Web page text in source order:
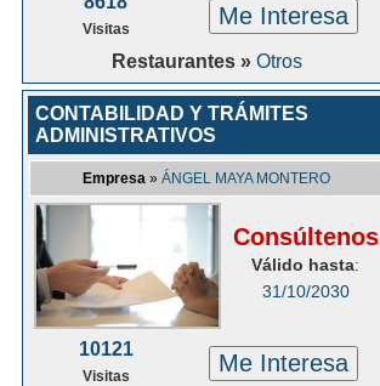
Visitas Me Interesa
Restaurantes » Otros
CONTABILIDAD Y TRÁMITES
ADMINISTRATIVOS
Empresa » ÁNGEL MAYA MONTERO
Consúltenos
Válido hasta:
31/10/2030
10121
Visitas Me Interesa